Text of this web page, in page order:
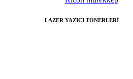
LAZER YAZICI TONERLERİ